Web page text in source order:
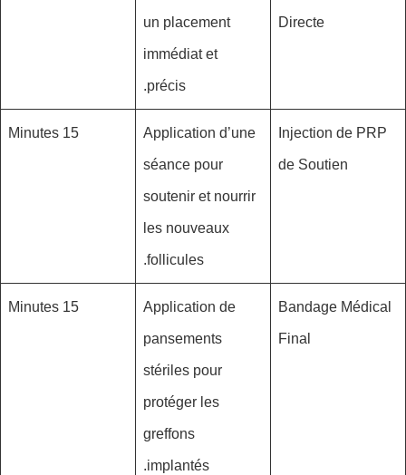
Directe
un placement
immédiat et
précis.
Injection de PRP
de Soutien
Application d’une
séance pour
soutenir et nourrir
les nouveaux
follicules.
15 Minutes
Bandage Médical
Final
Application de
pansements
stériles pour
protéger les
greffons
implantés.
15 Minutes